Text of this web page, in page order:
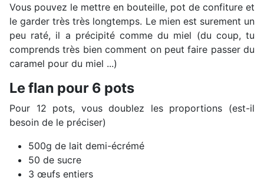
Vous pouvez le mettre en bouteille, pot de confiture et
le garder très très longtemps. Le mien est surement un
peu raté, il a précipité comme du miel (du coup, tu
comprends très bien comment on peut faire passer du
caramel pour du miel ...)
Le flan pour 6 pots
Pour 12 pots, vous doublez les proportions (est-il
besoin de le préciser)
500g de lait demi-écrémé
50 de sucre
3 œufs entiers